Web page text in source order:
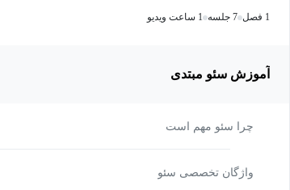
1 فصل 7 جلسه 1 ساعت ویدیو
آموزش سئو مبتدی
چرا سئو مهم است
واژگان تخصصی سئو